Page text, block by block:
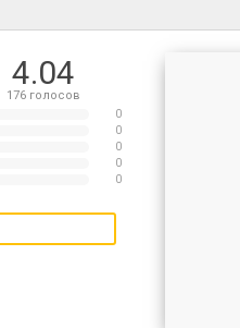
4.04
176голосов
0
0
0
0
0